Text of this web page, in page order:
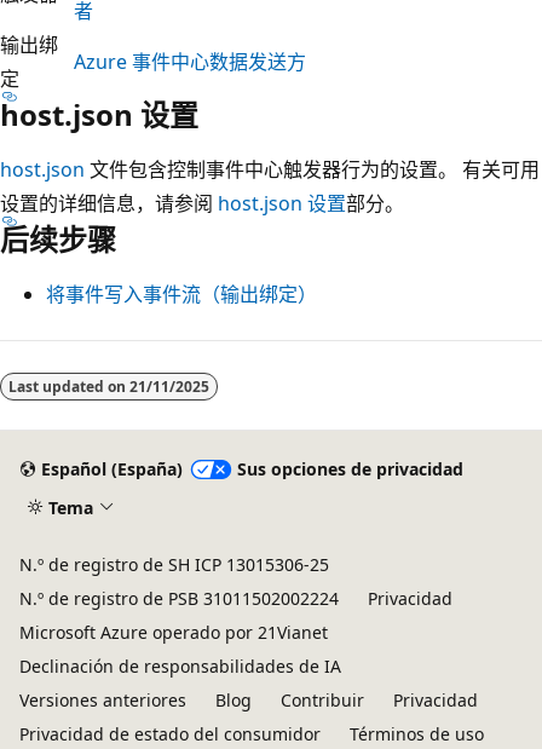
者
输出绑
定
Azure 事件中心数据发送方
host.json 设置
host.json 文件包含控制事件中心触发器行为的设置。 有关可用
设置的详细信息，请参阅 host.json 设置部分。
后续步骤
将事件写入事件流（输出绑定）
Last updated on 21/11/2025
Español (España)
Sus opciones de privacidad
Tema
N.º de registro de SH ICP 13015306-25
N.º de registro de PSB 31011502002224
Privacidad
Microsoft Azure operado por 21Vianet
Declinación de responsabilidades de IA
Versiones anteriores
Blog Contribuir
Privacidad
Privacidad de estado del consumidor
Términos de uso